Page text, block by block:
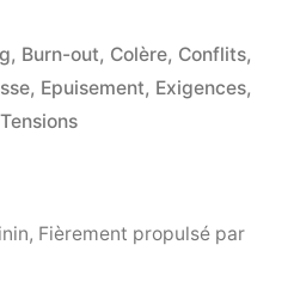
, Burn-out, Colère, Conflits,
, Epuisement, Exigences,
Tensions
, Fièrement propulsé par